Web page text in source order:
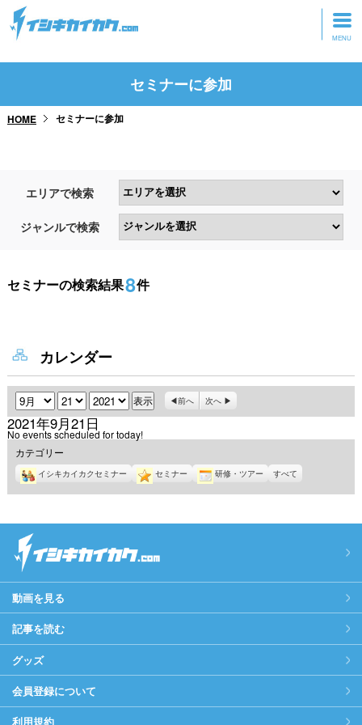
トップページ
研修・ツアーに参加
セミナーに参加
HOME セミナーに参加
エリアで検索
ジャンルで検索
セミナーの検索結果8件
カレンダー
月 日 年 前へ 次へ
2021年9月21日
No events scheduled for today!
カテゴリー
イシキカイカクセミナー セミナー 研修・ツアー すべて
動画を見る
記事を読む
グッズ
会員登録について